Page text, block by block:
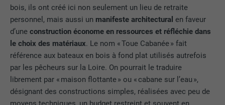
bois, ils ont créé ici non seulement un lieu de retraite
personnel, mais aussi un manifeste architectural en faveur
d’une construction économe en ressources et réfléchie dans
le choix des matériaux. Le nom « Toue Cabanée » fait
référence aux bateaux en bois à fond plat utilisés autrefois
par les pêcheurs sur la Loire. On pourrait le traduire
librement par « maison flottante » ou « cabane sur l’eau »,
désignant des constructions simples, réalisées avec peu de